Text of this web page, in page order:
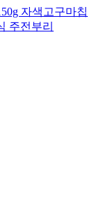
자색고구마칩
주전부리